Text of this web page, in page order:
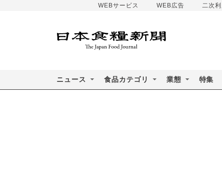
WEBサービス WEB広告 二次
ニュース 食品カテゴリ 業態 特集